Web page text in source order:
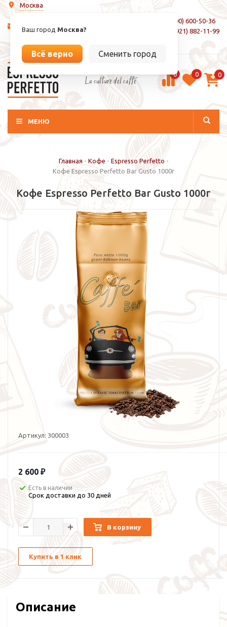
Москва
Ваш город Москва?
Всё верно Сменить город
info@espressoperfetto.ru
8 (800) 600-50-36
+7 (921) 882-11-99
La culture del caffé 0 0 0
МЕНЮ
Главная - Кофе - Espresso Perfetto -
Кофе Espresso Perfetto Bar Gusto 1000г
Кофе Espresso Perfetto Bar Gusto 1000г
Артикул: 300003
2 600 ₽
Есть в наличии
Срок доставки до 30 дней
В корзину
Купить в 1 клик
Описание